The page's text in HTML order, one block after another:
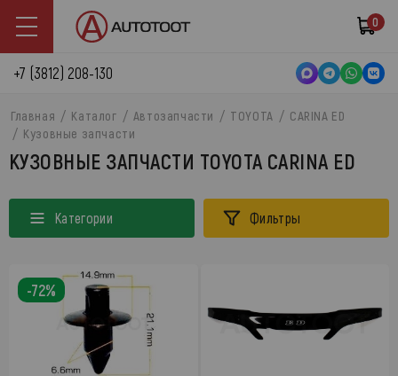
0
+7 (3812) 208-130
Главная Каталог Автозапчасти TOYOTA
CARINA ED
Кузовные запчасти
КУЗОВНЫЕ ЗАПЧАСТИ TOYOTA CARINA ED
Категории Фильтры
-72%